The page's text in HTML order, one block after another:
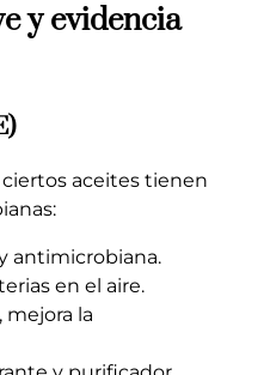
y evidencia
aceites tienen
antimicrobiana.
en el aire.
mejora la